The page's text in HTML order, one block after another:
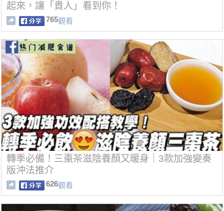
起來，讓「貴人」看到你！
765觀看
轉季必備！三棗茶滋陰養顏又暖身｜3款加強變奏
版沖法推介
626觀看